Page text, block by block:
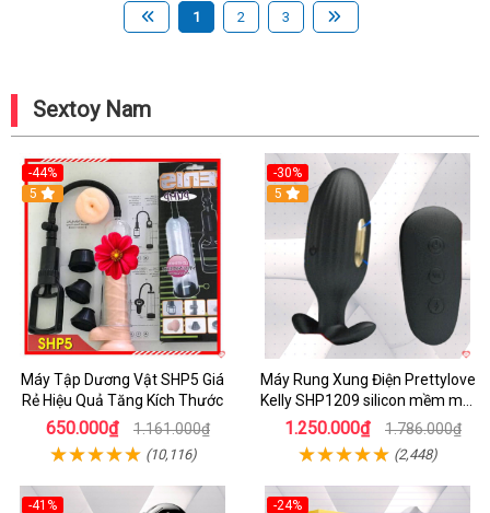
1 2 3
Sextoy Nam
-44%
5
Máy Tập Dương Vật SHP5 Giá
Rẻ Hiệu Quả Tăng Kích Thước
650.000₫ 1.161.000₫
(10,116)
-30%
5
Máy Rung Xung Điện Prettylove
Kelly SHP1209 silicon mềm mại
tiện lợi
1.250.000₫ 1.786.000₫
(2,448)
-41% -24%